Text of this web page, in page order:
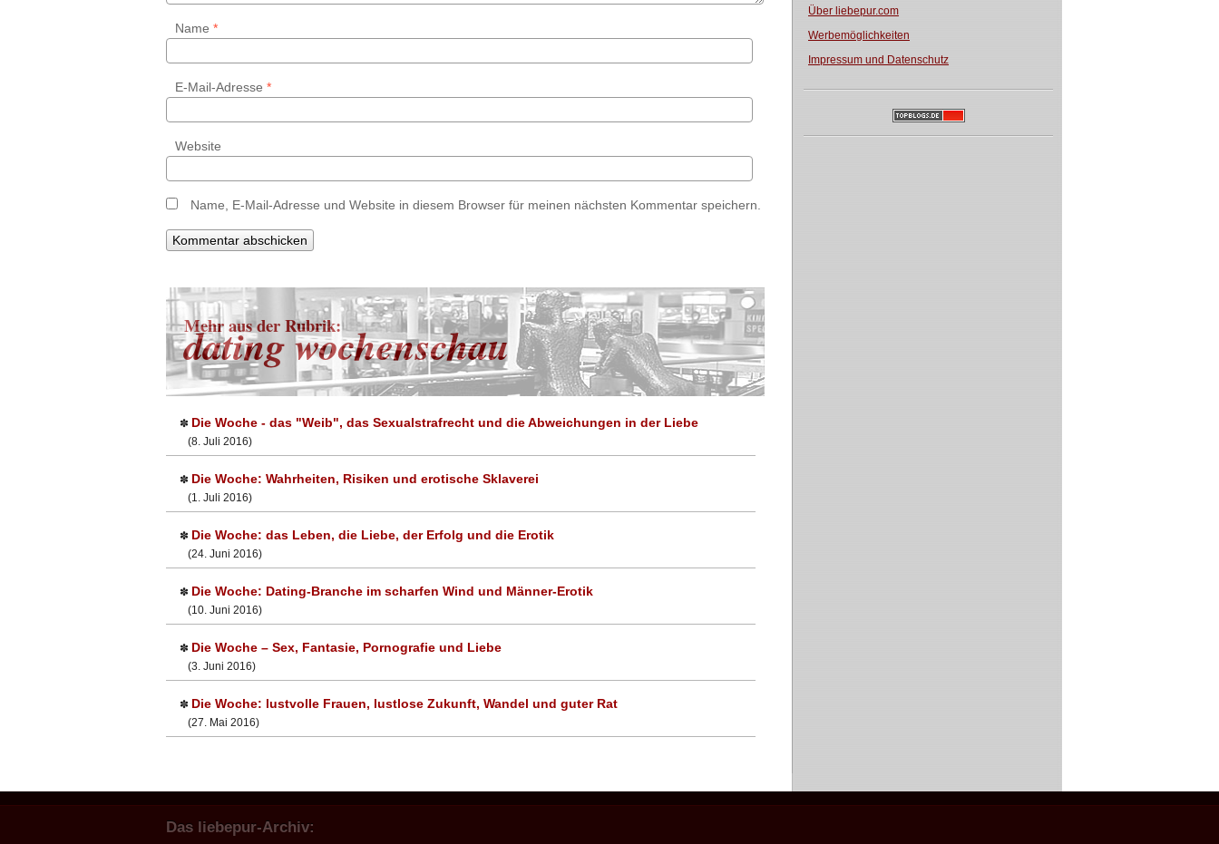
Über liebepur.com
Werbemöglichkeiten
Impressum und Datenschutz
Name *
E-Mail-Adresse *
Website
Name, E-Mail-Adresse und Website in diesem Browser für meinen nächsten Kommentar speichern.
Mehr aus der Rubrik:
dating wochenschau
✽ Die Woche - das "Weib", das Sexualstrafrecht und die Abweichungen in der Liebe
(8. Juli 2016)
✽ Die Woche: Wahrheiten, Risiken und erotische Sklaverei
(1. Juli 2016)
✽ Die Woche: das Leben, die Liebe, der Erfolg und die Erotik
(24. Juni 2016)
✽ Die Woche: Dating-Branche im scharfen Wind und Männer-Erotik
(10. Juni 2016)
✽ Die Woche – Sex, Fantasie, Pornografie und Liebe
(3. Juni 2016)
✽ Die Woche: lustvolle Frauen, lustlose Zukunft, Wandel und guter Rat
(27. Mai 2016)
Das liebepur-Archiv: